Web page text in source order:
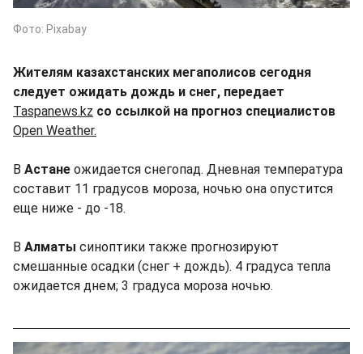
Фото: Pixabay
Жителям казахстанских мегаполисов сегодня
следует ожидать дождь и снег, передает
Taspanews.kz со ссылкой на прогноз специалистов
Open Weather.
В Астане ожидается снегопад. Дневная температура
составит 11 градусов мороза, ночью она опустится
еще ниже - до -18.
В Алматы синоптики также прогнозируют
смешанные осадки (снег + дождь). 4 градуса тепла
ожидается днем; 3 градуса мороза ночью.